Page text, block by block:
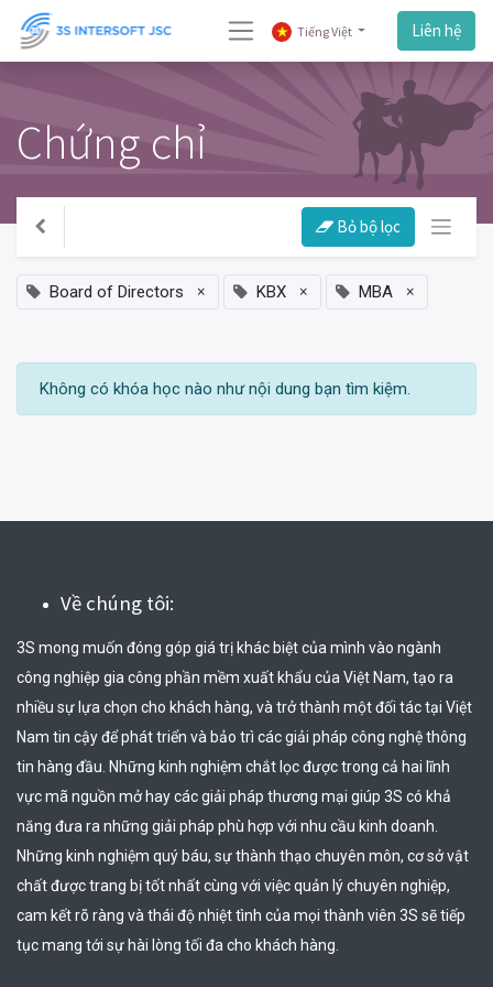
Tiếng Việt Liên hệ
Chứng chỉ
Bỏ bộ lọc
Board of Directors × KBX × MBA ×
Không có khóa học nào như nội dung bạn tìm kiệm.
Về chúng tôi:
3S mong muốn đóng góp giá trị khác biệt của mình vào ngành
công nghiệp gia công phần mềm xuất khẩu của Việt Nam, tạo ra
nhiều sự lựa chọn cho khách hàng, và trở thành một đối tác tại Việt
Nam tin cậy để phát triển và bảo trì các giải pháp công nghệ thông
tin hàng đầu. Những kinh nghiệm chắt lọc được trong cả hai lĩnh
vực mã nguồn mở hay các giải pháp thương mại giúp 3S có khả
năng đưa ra những giải pháp phù hợp với nhu cầu kinh doanh.
Những kinh nghiệm quý báu, sự thành thạo chuyên môn, cơ sở vật
chất được trang bị tốt nhất cùng với việc quản lý chuyên nghiệp,
cam kết rõ ràng và thái độ nhiệt tình của mọi thành viên 3S sẽ tiếp
tục mang tới sự hài lòng tối đa cho khách hàng.